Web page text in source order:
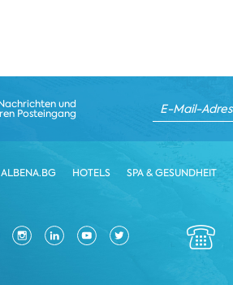
und
Posteingang
ALBENA.BG HOTELS SPA & GESUNDHEIT